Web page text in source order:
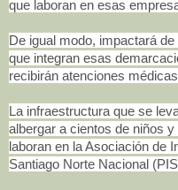
que laboran en esas
De igual modo, impactará
que integran esas
recibirán atenciones
La infraestructura que se
albergar a cientos de niños
laboran en la Asociación de
Santiago Norte Nacional